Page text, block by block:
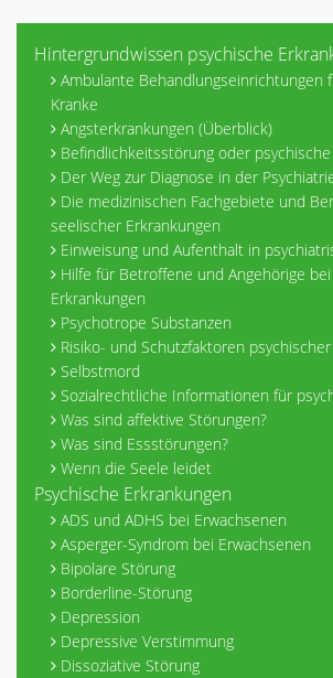
Hintergrundwissen psychische
Ambulante Behandlungseinrichtungen
Kranke
Angsterkrankungen (Überblick)
Befindlichkeitsstörung oder psychische
Der Weg zur Diagnose in der
Die medizinischen Fachgebiete und
seelischer Erkrankungen
Einweisung und Aufenthalt in
Hilfe für Betroffene und Angehörige
Erkrankungen
Psychotrope Substanzen
Risiko- und Schutzfaktoren
Selbstmord
Sozialrechtliche Informationen für
Was sind affektive Störungen?
Was sind Essstörungen?
Wenn die Seele leidet
Psychische Erkrankungen
ADS und ADHS bei Erwachsenen
Asperger-Syndrom bei Erwachsenen
Bipolare Störung
Borderline-Störung
Depression
Depressive Verstimmung
Dissoziative Störung